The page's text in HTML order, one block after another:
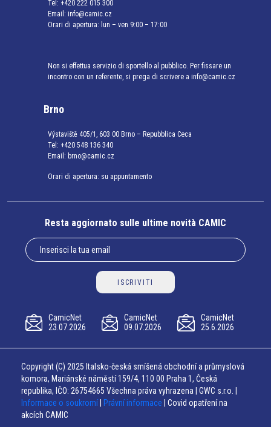
Tel: +420 222 015 300
Email: info@camic.cz
Orari di apertura: lun – ven 9:00 – 17:00
Non si effettua servizio di sportello al pubblico. Per fissare un
incontro con un referente, si prega di scrivere a info@camic.cz
Brno
Výstaviště 405/1, 603 00 Brno – Repubblica Ceca
Tel: +420 548 136 340
Email: brno@camic.cz
Orari di apertura: su appuntamento
Resta aggiornato sulle ultime novità CAMIC
ISCRIVITI
CamicNet
23.07.2026
CamicNet
09.07.2026
CamicNet
25.6.2026
Copyright (C) 2025 Italsko-česká smíšená obchodní a průmyslová
komora, Mariánské náměstí 159/4, 110 00 Praha 1, Česká
republika, IČO: 26754665 Všechna práva vyhrazena | GWC s.r.o. |
Informace o soukromí
Právní informace | Covid opatření na
akcích CAMIC